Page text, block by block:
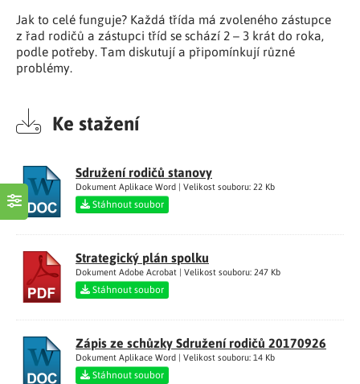
Jak to celé funguje? Každá třída má zvoleného zástupce
z řad rodičů a zástupci tříd se schází 2 – 3 krát do roka,
podle potřeby. Tam diskutují a připomínkují různé
problémy.
Ke stažení
Sdružení rodičů stanovy
Dokument Aplikace Word | Velikost souboru: 22 Kb
Stáhnout soubor
Strategický plán spolku
Dokument Adobe Acrobat | Velikost souboru: 247 Kb
Stáhnout soubor
Zápis ze schůzky Sdružení rodičů 20170926
Dokument Aplikace Word | Velikost souboru: 14 Kb
Stáhnout soubor